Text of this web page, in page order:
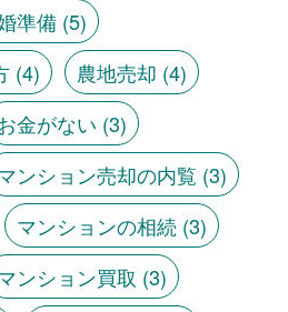
準備(5)
(4) 農地売却 (4)
金がない (3)
ンション売却の内覧 (3)
マンションの相続(3)
ンション買取 (3)